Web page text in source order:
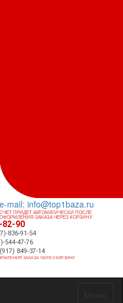
e-mail: info@top1baza.ru
СЧЕТ ПРИДЕТ АВТОМАТИЧЕСКИ ПОСЛЕ
ОФОРМЛЕНИЯ ЗАКАЗА ЧЕРЕЗ КОРЗИНУ
82-90
836-91-54
544-47-76
849-37-14
ЗАКАЗА ЧЕРЕЗ КОРЗИНУ